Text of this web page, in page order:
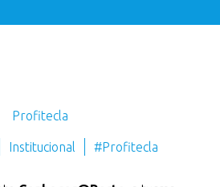
Profitecla
Institucional #Profitecla